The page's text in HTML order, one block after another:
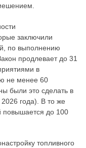
заключили
по выполнению
продлевает до 31
в
не менее 60
были это сделать в
года). В то же
до 100
топливного